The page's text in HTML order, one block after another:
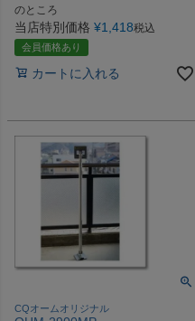
のところ
当店特別価格 ¥1,418税込
会員価格あり
カートに入れる
CQオームオリジナル